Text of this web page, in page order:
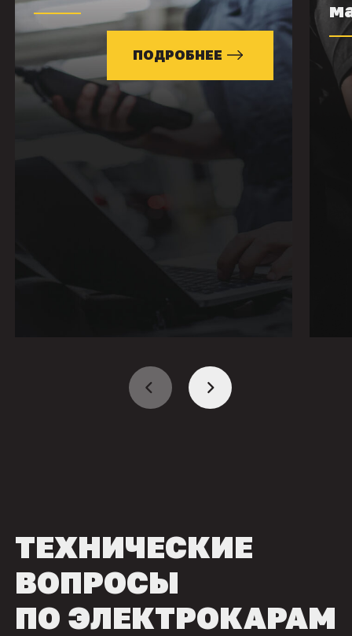
ПОДРОБНЕЕ
ТЕХНИЧЕСКИЕ
ВОПРОСЫ
ПО ЭЛЕКТРОКАРАМ